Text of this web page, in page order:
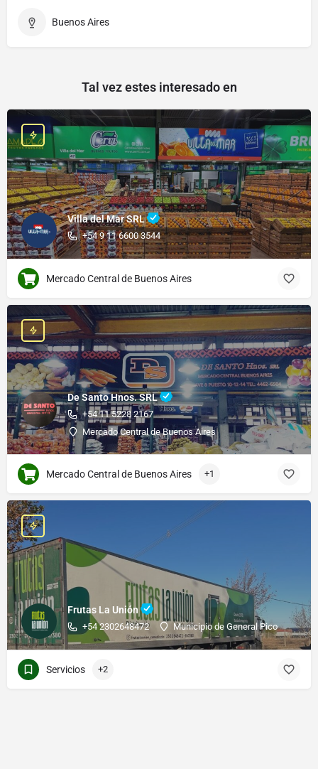
Buenos Aires
Tal vez estes interesado en
Villa del Mar SRL
+54 9 11 6600 3544
Mercado Central de Buenos Aires
De Santo Hnos. SRL
+54 11 5228 2167
Mercado Central de Buenos Aires
Mercado Central de Buenos Aires +1
Frutas La Unión
+54 2302648472 Municipio de General Pico
Servicios +2